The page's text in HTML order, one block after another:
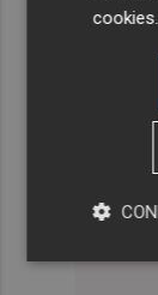
cookies